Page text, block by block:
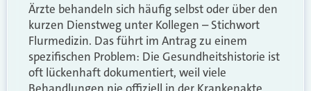
Ärzte behandeln sich häufig selbst oder über den
kurzen Dienstweg unter Kollegen – Stichwort
Flurmedizin. Das führt im Antrag zu einem
spezifischen Problem: Die Gesundheitshistorie ist
oft lückenhaft dokumentiert, weil viele